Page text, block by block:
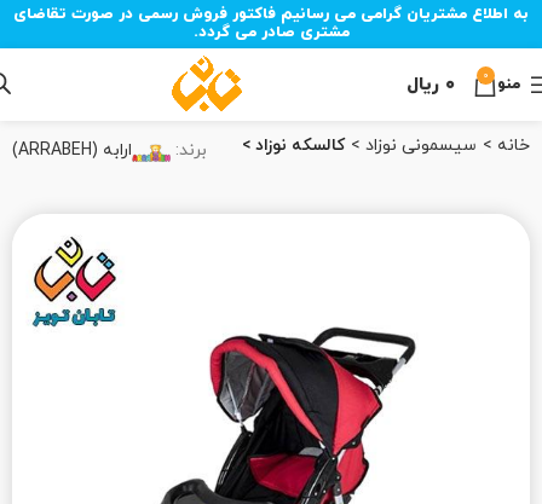
به اطلاع مشتریان گرامی می رسانیم فاکتور فروش رسمی در صورت تقاضای
مشتری صادر می گردد.
منو 0 ۰ ریال
خانه سیسمونی نوزاد کالسکه نوزاد برند: ارابه (ARRABEH)